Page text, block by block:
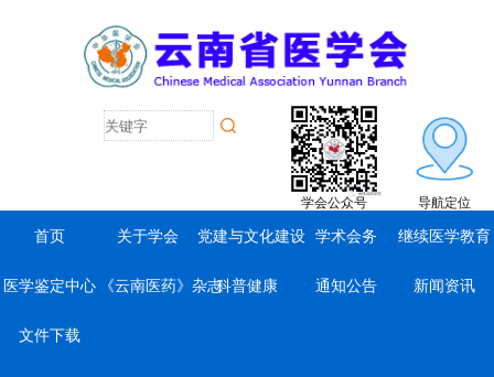
导航定位
学会公众号
首页 关于学会 党建与文化建设 学术会务 继续医学教育
医学鉴定中心 《云南医药》杂志科普健康 通知公告 新闻资讯
文件下载